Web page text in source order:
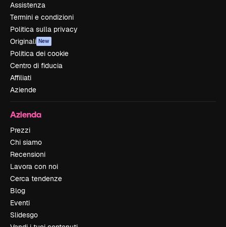
Assistenza
Termini e condizioni
Politica sulla privacy
Originali New
Politica dei cookie
Centro di fiducia
Affiliati
Aziende
Azienda
Prezzi
Chi siamo
Recensioni
Lavora con noi
Cerca tendenze
Blog
Eventi
Slidesgo